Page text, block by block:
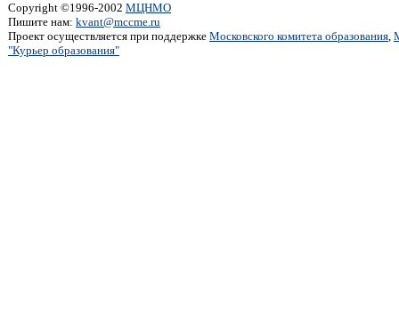
Copyright ©1996-2002 МЦНМО
Пишите нам: kvant@mccme.ru
Проект осуществляется при поддержке Московского комитета образования,
"Курьер образования"